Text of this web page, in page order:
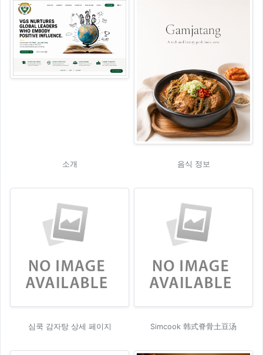
소개 음식 정보
심쿡 감자탕 상세 페이지 Simcook 韩式脊骨土豆汤